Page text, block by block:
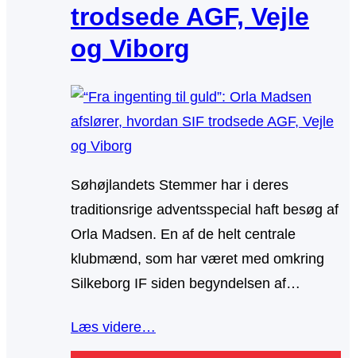
trodsede AGF, Vejle
og Viborg
Søhøjlandets Stemmer har i deres
traditionsrige adventsspecial haft besøg af
Orla Madsen. En af de helt centrale
klubmænd, som har været med omkring
Silkeborg IF siden begyndelsen af…
Læs videre…